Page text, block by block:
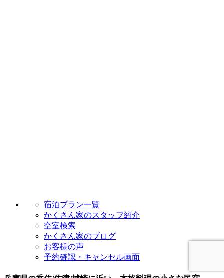
宿泊プラン一覧
かくさん家のスタッフ紹介
空室検索
かくさん家のブログ
お客様の声
予約確認・キャンセル画面